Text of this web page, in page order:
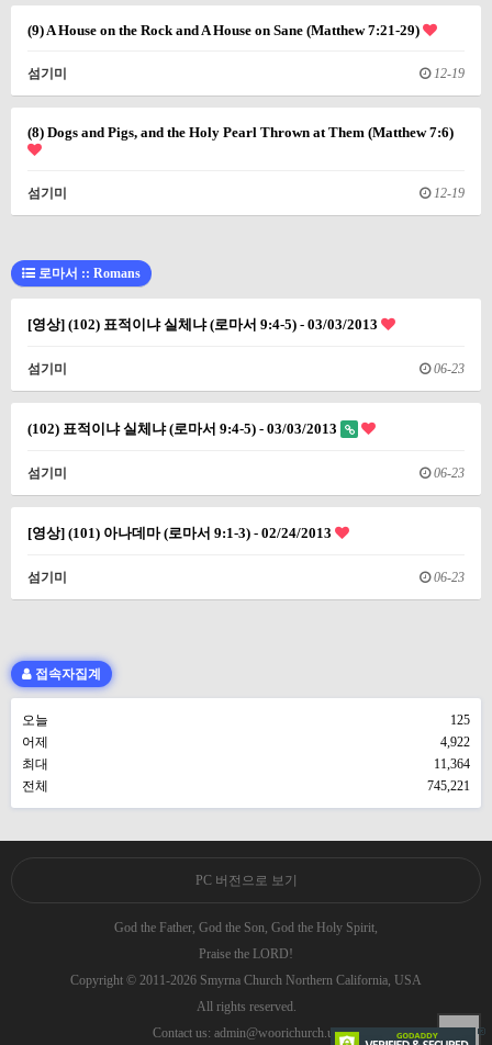
(9) A House on the Rock and A House on Sane (Matthew 7:21-29)
섬기미 12-19
(8) Dogs and Pigs, and the Holy Pearl Thrown at Them (Matthew 7:6)
섬기미 12-19
로마서 :: Romans
[영상] (102) 표적이냐 실체냐 (로마서 9:4-5) - 03/03/2013
섬기미 06-23
(102) 표적이냐 실체냐 (로마서 9:4-5) - 03/03/2013
섬기미 06-23
[영상] (101) 아나데마 (로마서 9:1-3) - 02/24/2013
섬기미 06-23
접속자집계
오늘
125
어제
4,922
최대
11,364
전체
745,221
PC 버전으로 보기
God the Father, God the Son, God the Holy Spirit,
Praise the LORD!
Copyright © 2011-2026 Smyrna Church Northern California, USA
All rights reserved.
Contact us: admin@woorichurch.us